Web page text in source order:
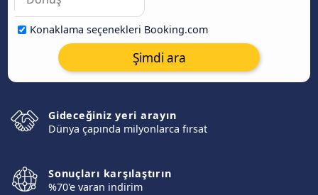
Konaklama seçenekleri Booking.com
Şimdi ara
Gideceğiniz yeri arayın
Dünya çapında milyonlarca fırsat
Sonuçları karşılaştırın
%70'e varan indirim